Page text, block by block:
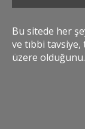
Bu sitede her
ve tıbbi
üzere olduğunu.